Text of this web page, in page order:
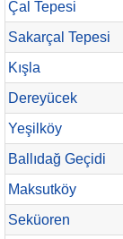
Çal Tepesi
Sakarçal Tepesi
Kışla
Dereyücek
Yeşilköy
Ballıdağ Geçidi
Maksutköy
Seküoren